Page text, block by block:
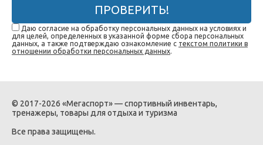
ПРОВЕРИТЬ!
Даю согласие на обработку персональных данных на условиях и
для целей, определенных в указанной форме сбора персональных
данных, а также подтверждаю ознакомление с текстом политики в
отношении обработки персональных данных.
© 2017-2026 «Мегаспорт» — спортивный инвентарь,
тренажеры, товары для отдыха и туризма
Все права защищены.